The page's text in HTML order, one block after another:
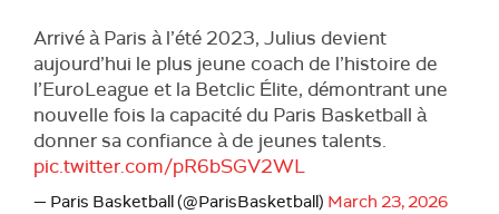
Arrivé à Paris à l’été 2023, Julius devient
aujourd’hui le plus jeune coach de l’histoire de
l’EuroLeague et la Betclic Élite, démontrant une
nouvelle fois la capacité du Paris Basketball à
donner sa confiance à de jeunes talents.
pic.twitter.com/pR6bSGV2WL
— Paris Basketball (@ParisBasketball) March 23, 2026